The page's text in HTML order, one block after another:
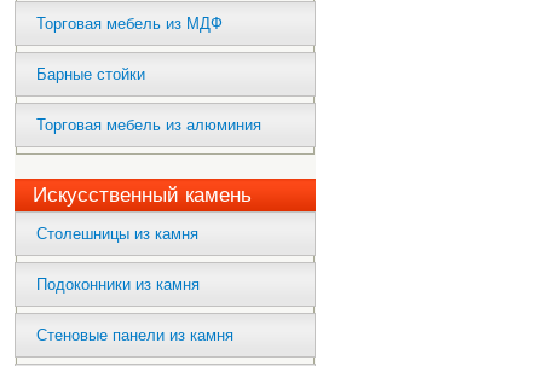
Торговая мебель из МДФ
Барные стойки
Торговая мебель из алюминия
Искусственный камень
Столешницы из камня
Подоконники из камня
Стеновые панели из камня